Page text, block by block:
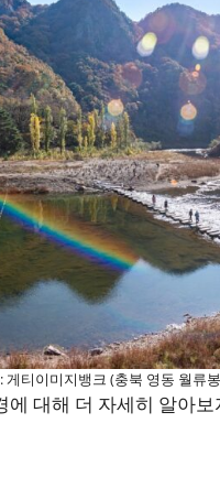
게티이미지뱅크 (충북 영동 월류
대해 더 자세히 알아보